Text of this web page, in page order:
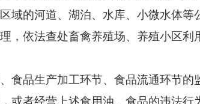
的河道、湖泊、水库、小微水体等
依法查处畜禽养殖场、养殖小区利
品生产加工环节、食品流通环节的
或者经营上述食用油、食品的违法行